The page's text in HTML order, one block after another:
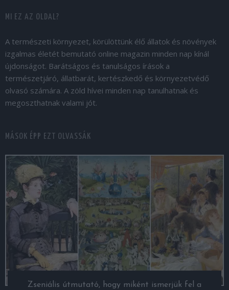
MI EZ AZ OLDAL?
A természeti környezet, körülöttünk élő állatok és növények
izgalmas életét bemutató online magazin minden nap kínál
újdonságot. Barátságos és tanulságos írások a
természetjáró, állatbarát, kertészkedő és környezetvédő
olvasó számára. A zöld hívei minden nap tanulhatnak és
megoszthatnak valami jót.
MÁSOK ÉPP EZT OLVASSÁK
Zseniális útmutató, hogy miként ismerjük fel a